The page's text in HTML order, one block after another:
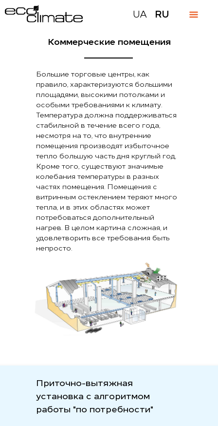
UA RU
Коммерческие помещения
Большие торговые центры, как
правило, характеризуются большими
площадями, высокими потолками и
особыми требованиями к климату.
Температура должна поддерживаться
стабильной в течение всего года,
несмотря на то, что внутренние
помещения производят избыточное
тепло большую часть дня круглый год.
Кроме того, существуют значимые
колебания температуры в разных
частях помещения. Помещения с
витринным остеклением теряют много
тепла, и в этих областях может
потребоваться дополнительный
нагрев. В целом картина сложная, и
удовлетворить все требования быть
непросто.
Приточно-вытяжная
установка с алгоритмом
работы "по потребности"